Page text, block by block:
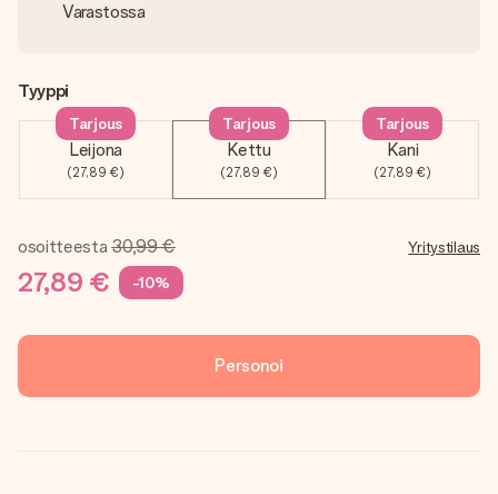
Varastossa
Tyyppi
Leijona
(27,89 €)
Tarjous
Kettu
(27,89 €)
Tarjous
Kani
(27,89 €)
Tarjous
osoitteesta 30,99 €
27,89 € -10%
Yritystilaus
Personoi